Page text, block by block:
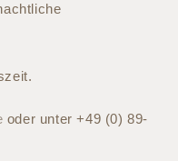
oder unter +49 (0) 89-